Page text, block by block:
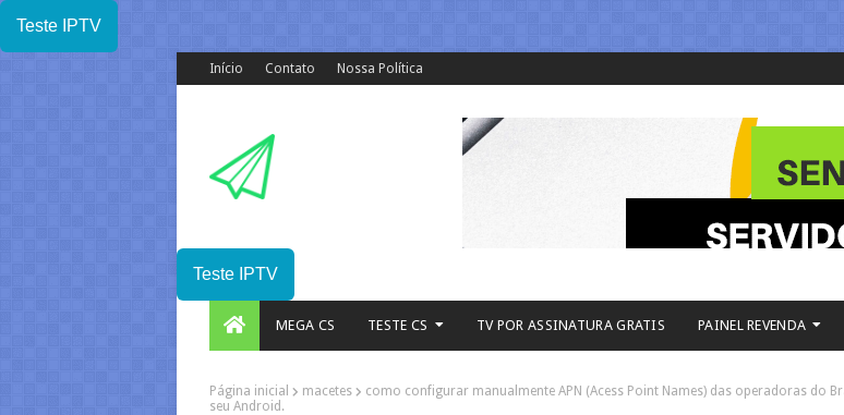
Teste IPTV
Início Contato Nossa Política
Teste IPTV
MEGA CS TESTE CS TV POR ASSINATURA GRATIS PAINEL REVENDA
Página inicial macetes
como configurar manualmente APN (Acess Point Names) das operadoras do
seu Android.